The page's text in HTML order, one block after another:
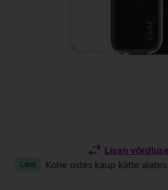
Lisan
Laos Kohe ostes kaup kätte alates